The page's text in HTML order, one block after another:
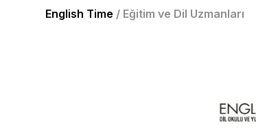
English Time / Eğitim ve Dil Uzmanları